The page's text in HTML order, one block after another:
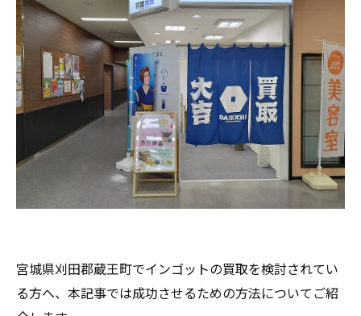
宮城県刈田郡蔵王町でインゴットの買取を検討されてい
る方へ、本記事では成功させるための方法についてご紹